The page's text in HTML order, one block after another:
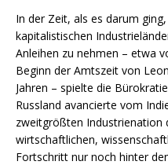
In der Zeit, als es darum
kapitalistischen
Anleihen zu nehmen – etwa
Beginn der Amtszeit von
Jahren – spielte die
Russland avancierte vom
zweitgrößten Industrienation
wirtschaftlichen,
Fortschritt nur noch hinter